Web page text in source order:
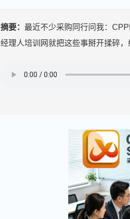
摘要： 最近不少采购同行问我：
经理人培训网就把这些事掰开揉碎